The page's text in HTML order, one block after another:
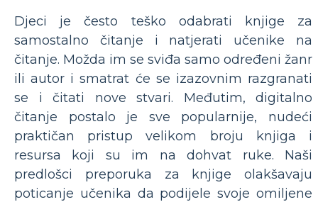
Djeci je često teško odabrati knjige za
samostalno čitanje i natjerati učenike na
čitanje. Možda im se sviđa samo određeni žanr
ili autor i smatrat će se izazovnim razgranati
se i čitati nove stvari. Međutim, digitalno
čitanje postalo je sve popularnije, nudeći
praktičan pristup velikom broju knjiga i
resursa koji su im na dohvat ruke. Naši
predlošci preporuka za knjige olakšavaju
poticanje učenika da podijele svoje omiljene